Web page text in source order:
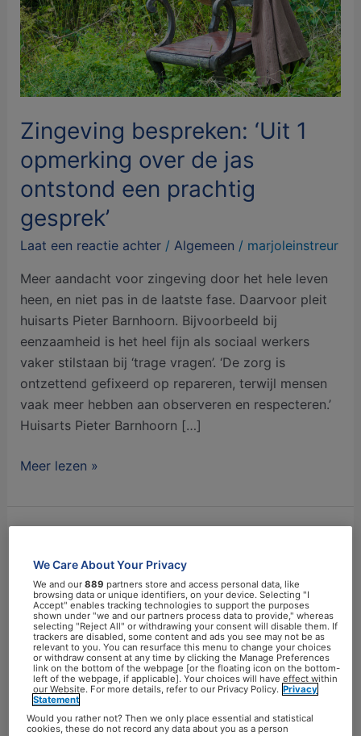
Zingeving bespreken: ‘Uit 1
opmerking over de jas
ontstond een prachtig
gesprek’
Laat een reactie achter / Algemeen / marjoleinstreur
Meer aandacht voor zingeving door het hele leven
heen, en niet pas in de laatste fase. Daarvoor pleit
huisarts Pieter Barnhoorn. Bijvoorbeeld bij
eenzaamheid is het heel fijn als sociaal werkers
vaker stilstaan bij ‘trage vragen’. ‘De zorg is
ontzettend gefixeerd op repareren, terwijl mensen
vaak meer hebben aan observeren en respecteren.’
Huisarts Pieter Barnhoorn […]
jas
ontstond
een
prachtig
Meer lezen »
kan
werkgeluk
van
medewerkers
vergroten’
We Care About Your Privacy
We and our889 partners store and access personal data, like
browsing data or unique identifiers, on your device. Selecting "I
Accept" enables tracking technologies to support the purposes
shown under "we and our partners process data to provide," whereas
selecting "Reject All" or withdrawing your consent will disable them. If
trackers are disabled, some content and ads you see may not be as
relevant to you. You can resurface this menu to change your choices
or withdraw consent at any time by clicking the Manage Preferences
link on the bottom of the webpage [or the floating icon on the bottom-
left of the webpage, if applicable]. Your choices will have effect within
our Website. For more details, refer to our Privacy Policy. Privacy
Statement
Would you rather not? Then we only place essential and statistical
cookies, these do not record any data about you as a person